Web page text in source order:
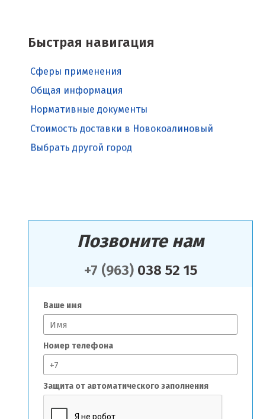
Быстрая навигация
Сферы применения
Общая информация
Нормативные документы
Стоимость доставки в Новокоалиновый
Выбрать другой город
Позвоните нам
+7 (963)038 52 15
Ваше имя
Номер телефона
Защита от автоматического заполнения